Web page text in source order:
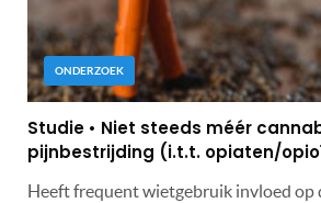
ONDERZOEK
Studie • Niet steeds méér
pijnbestrijding (i.t.t. opiaten/
Heeft frequent wietgebruik invloed op